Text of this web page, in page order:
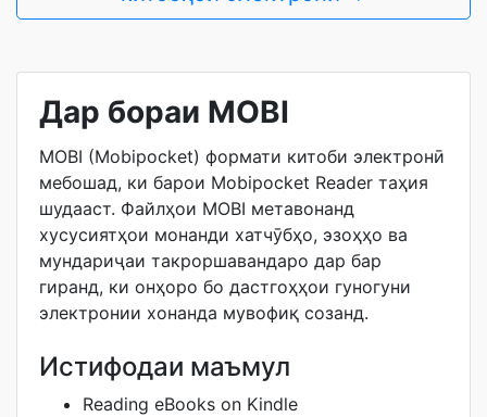
Дар бораи MOBI
MOBI (Mobipocket) формати китоби электронӣ
мебошад, ки барои Mobipocket Reader таҳия
шудааст. Файлҳои MOBI метавонанд
хусусиятҳои монанди хатчӯбҳо, эзоҳҳо ва
мундариҷаи такроршавандаро дар бар
гиранд, ки онҳоро бо дастгоҳҳои гуногуни
электронии хонанда мувофиқ созанд.
Истифодаи маъмул
Reading eBooks on Kindle